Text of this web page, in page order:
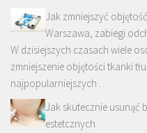
Jak zmniejszyć
Warszawa, zabiegi
W dzisiejszych czasach wiele
zmniejszenie objętości tkanki
najpopularniejszych …
Jak skutecznie usunąć
estetcznych